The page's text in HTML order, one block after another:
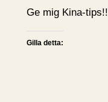
Ge mig Kina-tips!!
Gilla detta: